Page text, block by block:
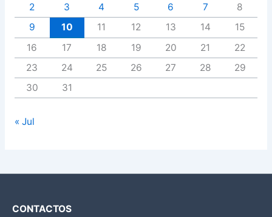
2
3 4 5 6 7
8
9
10 11 12 13 14
15
16
17 18 19 20 21
22
23
24 25 26 27 28
29
30
31
« Jul
CONTACTOS